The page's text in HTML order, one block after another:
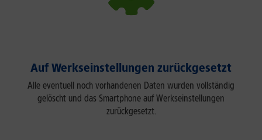
Auf Werkseinstellungen zurückgesetzt
Alle eventuell noch vorhandenen Daten wurden vollständig
gelöscht und das Smartphone auf Werkseinstellungen
zurückgesetzt.